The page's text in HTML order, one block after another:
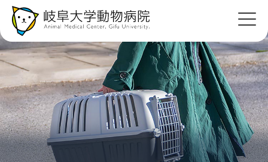
飼い主 さんへ 紹介病院の先生へ
診療案内
教育・研究